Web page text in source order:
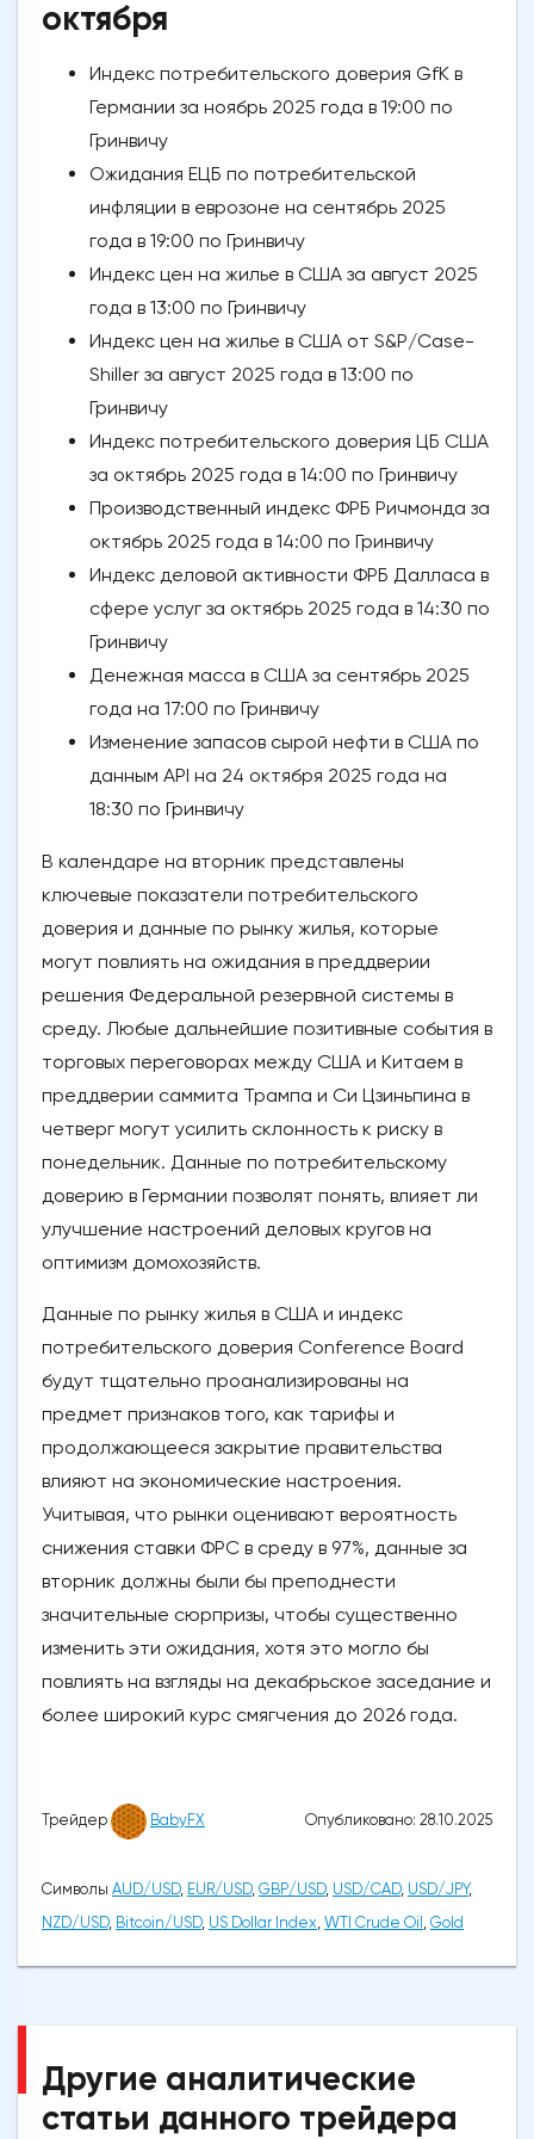
октября
Индекс потребительского доверия GfK в
Германии за ноябрь 2025 года в 19:00 по
Гринвичу
Ожидания ЕЦБ по потребительской
инфляции в еврозоне на сентябрь 2025
года в 19:00 по Гринвичу
Индекс цен на жилье в США за август 2025
года в 13:00 по Гринвичу
Индекс цен на жилье в США от S&P/Case-
Shiller за август 2025 года в 13:00 по
Гринвичу
Индекс потребительского доверия ЦБ США
за октябрь 2025 года в 14:00 по Гринвичу
Производственный индекс ФРБ Ричмонда за
октябрь 2025 года в 14:00 по Гринвичу
Индекс деловой активности ФРБ Далласа в
сфере услуг за октябрь 2025 года в 14:30 по
Гринвичу
Денежная масса в США за сентябрь 2025
года на 17:00 по Гринвичу
Изменение запасов сырой нефти в США по
данным API на 24 октября 2025 года на
18:30 по Гринвичу
В календаре на вторник представлены
ключевые показатели потребительского
доверия и данные по рынку жилья, которые
могут повлиять на ожидания в преддверии
решения Федеральной резервной системы в
среду. Любые дальнейшие позитивные события в
торговых переговорах между США и Китаем в
преддверии саммита Трампа и Си Цзиньпина в
четверг могут усилить склонность к риску в
понедельник. Данные по потребительскому
доверию в Германии позволят понять, влияет ли
улучшение настроений деловых кругов на
оптимизм домохозяйств.
Данные по рынку жилья в США и индекс
потребительского доверия Conference Board
будут тщательно проанализированы на
предмет признаков того, как тарифы и
продолжающееся закрытие правительства
влияют на экономические настроения.
Учитывая, что рынки оценивают вероятность
снижения ставки ФРС в среду в 97%, данные за
вторник должны были бы преподнести
значительные сюрпризы, чтобы существенно
изменить эти ожидания, хотя это могло бы
повлиять на взгляды на декабрьское заседание и
более широкий курс смягчения до 2026 года.
Трейдер BabyFX Опубликовано: 28.10.2025
Символы AUD/USD, EUR/USD, GBP/USD, USD/CAD, USD/JPY,
NZD/USD, Bitcoin/USD, US Dollar Index, WTI Crude Oil , Gold
Другие аналитические
статьи данного трейдера